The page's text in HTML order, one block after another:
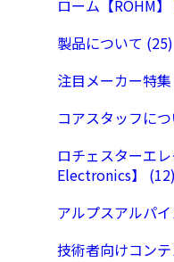
ローム【ROHM
製品について (25)
注目メーカー特
コアスタッフに
ロチェスターエ
Electronics】 (12)
アルプスアルパ
技術者向けコン